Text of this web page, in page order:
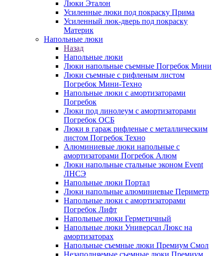
Люки Эталон
Усиленные люки под покраску Прима
Усиленный люк-дверь под покраску
Материк
Напольные люки
Назад
Напольные люки
Люки напольные съемные Погребок Мини
Люки съемные с рифленым листом
Погребок Мини-Техно
Напольные люки с амортизаторами
Погребок
Люки под линолеум с амортизаторами
Погребок ОСБ
Люки в гараж рифленые с металлическим
листом Погребок Техно
Алюминиевые люки напольные с
амортизаторами Погребок Алюм
Люки напольные стальные эконом Event
ЛНСЭ
Напольные люки Портал
Люки напольные алюминиевые Периметр
Напольные люки с амортизаторами
Погребок Лифт
Напольные люки Герметичный
Напольные люки Универсал Люкс на
амортизаторах
Напольные съемные люки Премиум Смол
Незаполняемые съемные люки Премиум